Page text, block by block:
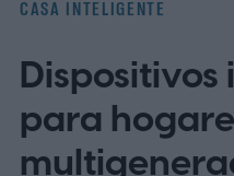
origen hispano, con
que duplican la
CASA INTELIGENTE
para